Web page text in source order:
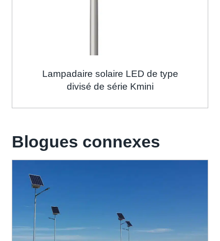
Lampadaire solaire LED de type
divisé de série Kmini
Blogues connexes